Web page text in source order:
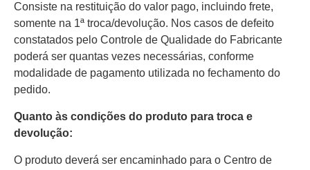
Consiste na restituição do valor pago, incluindo frete,
somente na 1ª troca/devolução. Nos casos de defeito
constatados pelo Controle de Qualidade do Fabricante
poderá ser quantas vezes necessárias, conforme
modalidade de pagamento utilizada no fechamento do
pedido.
Quanto às condições do produto para troca e
devolução:
O produto deverá ser encaminhado para o Centro de